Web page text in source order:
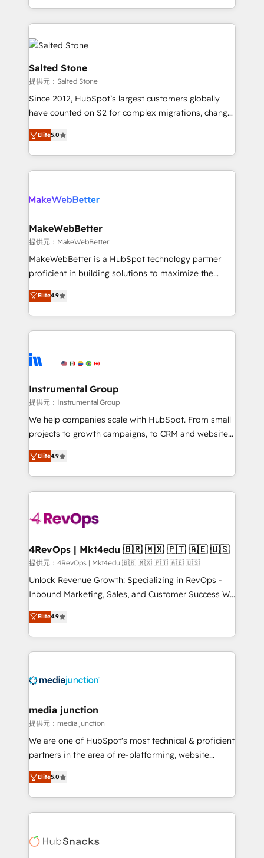
and 370+ specialists across EMEA, APAC and NAM,
we de-risk complex CRM programmes and
accelerate ROI across every HubSpot Hub. 🧭 From
multi-region migrations to AI-powered automation,
we turn complexity into clarity, human at global
scale. 🏆 HubSpot’s CEO called us “the partner of the
future.” Others agree it is proof of trust built through
measurable impact.
Salted Stone
提供元：Salted Stone
Since 2012, HubSpot’s largest customers globally
have counted on S2 for complex migrations, change
management, systems integration, and creative
solutions that deliver measurable impact and
transform brand experiences As one of the few full-
service creative agencies in the HubSpot
winning design to build scalable, globally
marketing campaigns, & RevOps frameworks that
fuel long-term success We connect the entire
customer lifecycle through seamless integrations,
ensure long-term adoption with change-
and service to drive sustainable growth With 6 key
HubSpot accreditations and experience across
teams has worked with clients just like you Let’s
explore whether S2 is the partner you’ve been
Elite5.0
MakeWebBetter
提供元：MakeWebBetter
MakeWebBetter is a HubSpot technology partner
proficient in building solutions to maximize the
operational efficiency of HubSpot. The fastest-
growing tech-enabler & facilitator, MakeWebBetter,
hands you the blend of HubSpot expertise &
eminent solutions & integrations. Trust us to
Elite Partners with 10+ years of HubSpot experience
Premier Partner 2023 🌟5 HubSpot Accreditations 🌟
Won HubSpot Theme Challenge 2021 🌟INBOUND’19
HubSpot Rising Star Why us? Harnessing the full
potential of the powerful HubSpot CRM. ✔️A team of
HubSpot experience ✔️Flexible pricing models —
Hourly-fee (assigned one Dedicated HubSpot
requirement). ✔️Helped over 25,000+ customers so
far with our HubSpot solutions. ✔️Bespoke apps &
on-demand bundle services. Connect with us today!
Elite4.9
Instrumental Group
提供元：Instrumental Group
We help companies scale with HubSpot. From small
projects to growth campaigns, to CRM and websites.
Hire an agency that's experienced in every inch of
HubSpot and willing to work hand-in-hand with your
team to simplify the complex and build a better
experience for your team and customers.
Elite4.9
4RevOps | Mkt4edu 🇧🇷 🇲🇽 🇵🇹 🇦🇪 🇺🇸
提供元：4RevOps | Mkt4edu 🇧🇷 🇲🇽 🇵🇹 🇦🇪 🇺🇸
Unlock Revenue Growth: Specializing in RevOps -
Inbound Marketing, Sales, and Customer Success We
specialize in driving revenue growth for companies
across industries through tailored marketing, sales,
and customer success strategies, utilizing RevOps
methodologies. As Latin America's largest HubSpot
offer unparalleled insights. Operating in five
Mexico, USA, and Portugal—we've executed over a
hundred successful operations. Our approach,
rooted in RevOps principles, integrates analysis,
training, planning, and qualification. Leveraging
inbound marketing tactics, we focus on
understanding, nurturing, and converting leads.
competitive market.
Elite4.9
media junction
提供元：media junction
We are one of HubSpot's most technical & proficient
partners in the area of re-platforming, website
design & development. We specialize in multi-hub
implementations for mid-market & enterprise
companies. We are woman-owned, powered by
coffee, and we ❤️ dogs. We produce award-winning
Impact Award 🏆2022 Technical Expertise Impact
Elite5.0